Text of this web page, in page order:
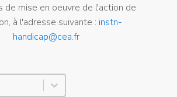
de mise en oeuvre de l'action de
à l'adresse suivante : instn-
handicap@cea.fr